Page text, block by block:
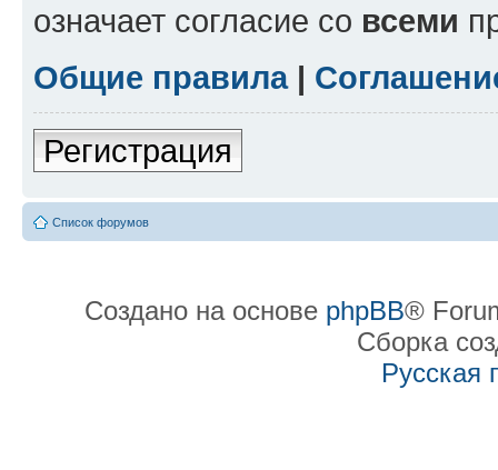
означает согласие со всеми
Общие правила|
Регистрация
Список форумов
Создано на основе phpBB®
Сборка
Русская